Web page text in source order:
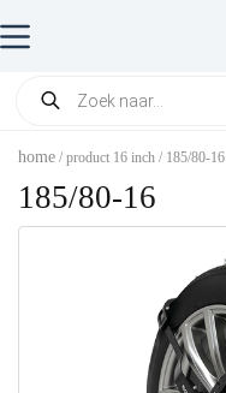
home / product 16 inch / 185/80-16
185/80-16